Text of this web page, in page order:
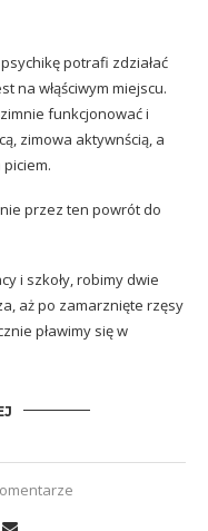
potrafi zdziałać
na włąściwym miejscu.
funkcjonować i
zimowa aktywnścią, a
przez ten powrót do
i szkoły, robimy dwie
aż po zamarznięte rzęsy
pławimy się w